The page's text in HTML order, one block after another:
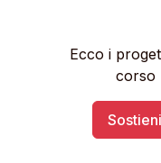
Ecco i
corso